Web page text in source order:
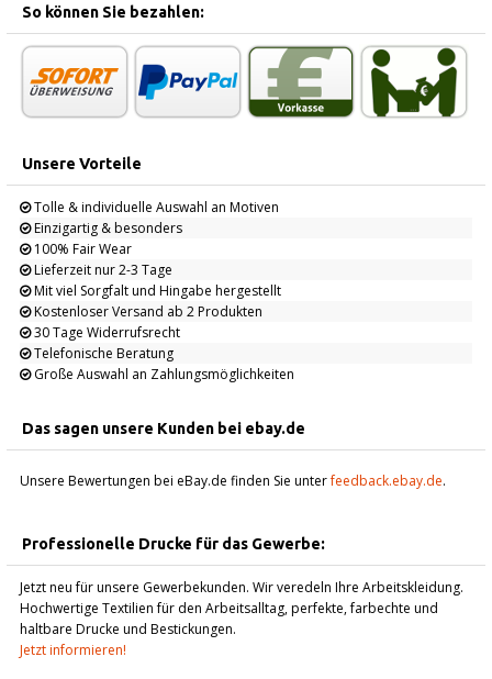
So können Sie bezahlen:
Unsere Vorteile
Tolle & individuelle Auswahl an Motiven
Einzigartig & besonders
100% Fair Wear
Lieferzeit nur 2-3 Tage
Mit viel Sorgfalt und Hingabe hergestellt
Kostenloser Versand ab 2 Produkten
30 Tage Widerrufsrecht
Telefonische Beratung
Große Auswahl an Zahlungsmöglichkeiten
Das sagen unsere Kunden bei ebay.de
Unsere Bewertungen bei eBay.de finden Sie unterfeedback.ebay.de.
Professionelle Drucke für das Gewerbe:
Jetzt neu für unsere Gewerbekunden. Wir veredeln Ihre Arbeitskleidung.
Hochwertige Textilien für den Arbeitsalltag, perfekte, farbechte und
haltbare Drucke und Bestickungen.
Jetzt informieren!